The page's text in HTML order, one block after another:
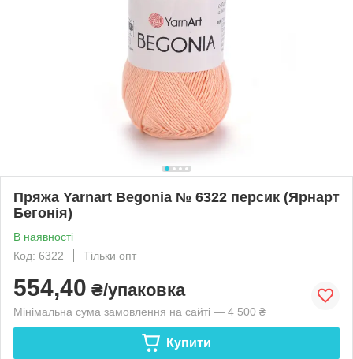
Пряжа Yarnart Begonia № 6322 персик (Ярнарт
Бегонія)
В наявності
Код: 6322
Тільки опт
554,40 ₴/упаковка
Мінімальна сума замовлення на сайті — 4 500 ₴
Купити